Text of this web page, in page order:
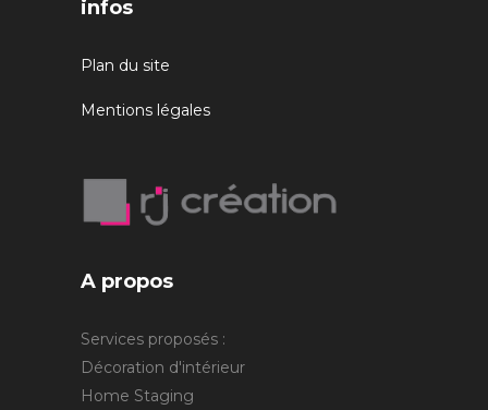
infos
Plan du site
Mentions légales
A propos
Services proposés :
Décoration d'intérieur
Home Staging